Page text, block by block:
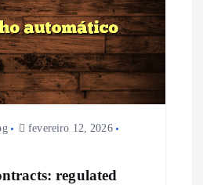
fevereiro 12, 2026
regulated